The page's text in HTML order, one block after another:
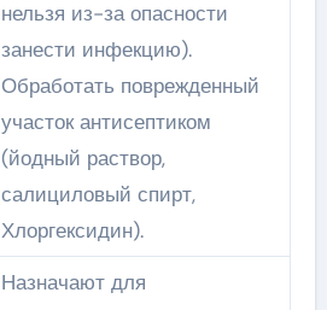
нельзя из-за опасности
занести инфекцию).
Обработать поврежденный
участок антисептиком
(йодный раствор,
салициловый спирт,
Хлоргексидин).
Назначают для